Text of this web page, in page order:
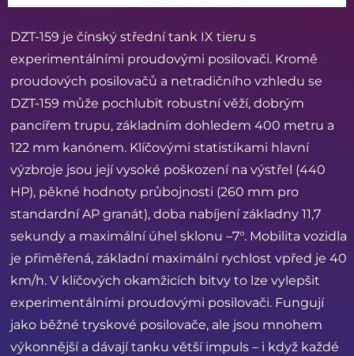
DZT-159 je čínský střední tank IX tieru s
experimentálními proudovými posilovači. Kromě
proudových posilovačů a netradičního vzhledu se
DZT-159 může pochlubit robustní věží, dobrým
pancířem trupu, základním dohledem 400 metru a
122 mm kanónem. Klíčovými statistikami hlavní
výzbroje jsou její vysoké poškození na výstřel (440
HP), pěkné hodnoty průbojnosti (260 mm pro
standardní AP granát), doba nabíjení základny 11,7
sekundy a maximální úhel sklonu –7°. Mobilita vozidla
je přiměřená, základní maximální rychlost vpřed je 40
km/h. V klíčových okamžicích bitvy to lze vylepšit
experimentálními proudovými posilovači. Fungují
jako běžné tryskové posilovače, ale jsou mnohem
výkonnější a dávají tanku větší impuls – i když každé